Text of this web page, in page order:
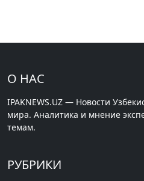
О НАС
IPAKNEWS.UZ — Новости
мира. Аналитика и мнение
темам.
РУБРИКИ